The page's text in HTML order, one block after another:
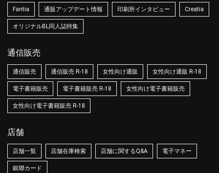
Fantia 通販アップデート情報 印刷所インタビュー Creatia
オリジナルBL同人誌特集
通信販売
通信販売 通信販売 R-18 女性向け通販 女性向け通販 R-18
電子書籍販売 電子書籍販売 R-18 女性向け電子書籍販売
女性向け電子書籍販売 R-18
店舗
店舗一覧 店舗在庫検索 店舗に関するQ&A 電子マネー
銀聯カード